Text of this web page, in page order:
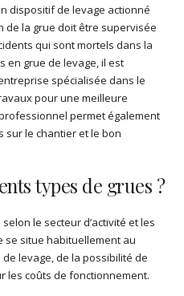
dispositif de levage actionné
de la grue doit être supervisée
qui sont mortels dans la
en grue de levage, il est
spécialisée dans le
pour une meilleure
permet également
sur le chantier et le bon
types de grues ?
le secteur d’activité et les
se situe habituellement au
levage, de la possibilité de
les coûts de fonctionnement.